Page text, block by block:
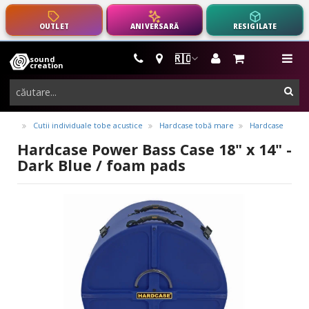
OUTLET ANIVERSARĂ RESIGILATE
🇷🇴
sound
creation
instrumente
muzicale,
echipamente
pro-
audio
Cutii individuale tobe acustice Hardcase tobă mare Hardcase
Hardcase Power Bass Case 18" x 14" -
Dark Blue / foam pads